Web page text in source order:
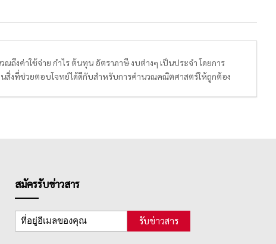
งค่าใช้จ่าย กำไร ต้นทุน อัตราภาษี งบต่างๆ เป็นประจำ โดยการ
นสิ่งที่ช่วยตอบโจทย์ได้ดีกับสำหรับการคำนวณคณิตศาสตร์ให้ถูกต้อง
ดงได้จนถึง 12 หลัก ผ่านหน้าจอแสดงผลแบบ Hight Resolution Dot
ที่สามารถปรับมุมตั้งได้ในองศาที่พอเหมาะจะรับสายตาขณะใช้งาน
สมัครรับข่าวสาร
รับข่าวสาร